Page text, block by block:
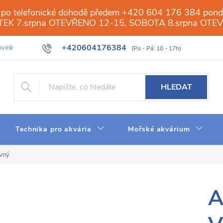
telefonické dohodě předem +420 604 176 384
7.srpna OTEVŘENO 12-15, SOBOTA 8.srpna
+420604176384
Galerie Obchod Web Slovník pojmů
HLEDAT
Technika pro akvária Mořské akvárium